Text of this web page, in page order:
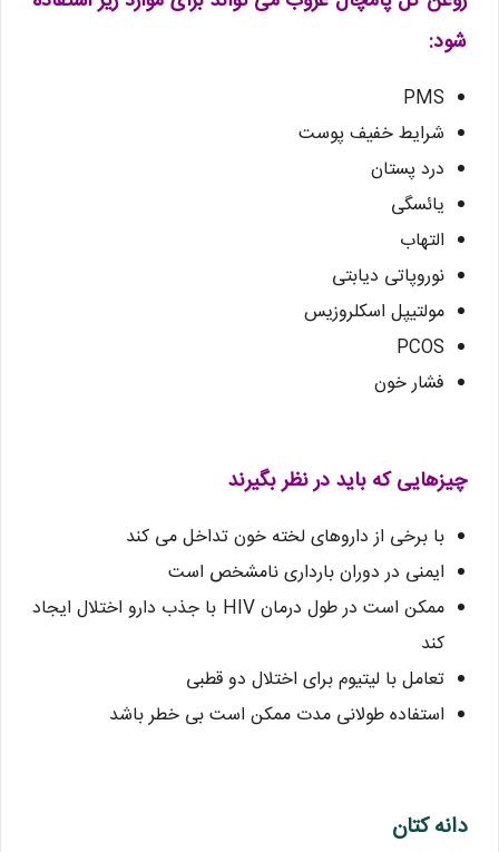
شود:
PMS
شرایط خفیف پوست
درد پستان
یائسگی
التهاب
نوروپاتی دیابتی
مولتیپل اسکلروزیس
PCOS
فشار خون
چیزهایی که باید در نظر بگیرند
با برخی از داروهای لخته خون تداخل می کند
ایمنی در دوران بارداری نامشخص است
ممکن است در طول درمان HIV با جذب دارو اختلال ایجاد
کند
تعامل با لیتیوم برای اختلال دو قطبی
استفاده طولانی مدت ممکن است بی خطر باشد
دانه کتان